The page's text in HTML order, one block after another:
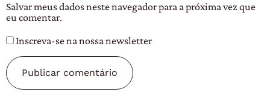
Salvar meus dados neste navegador para a próxima vez que
eu comentar.
Inscreva-se na nossa newsletter